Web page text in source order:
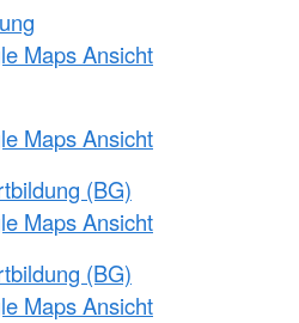
Maps Ansicht
Maps Ansicht
(BG)
Maps Ansicht
(BG)
Maps Ansicht